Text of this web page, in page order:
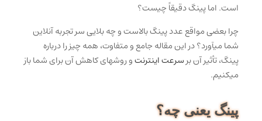
است. اما پینگ دقیقاً چیست؟
چرا بعضی مواقع عدد پینگ بالاست و چه بلایی سر تجربه آنلاین
شما میآورد؟ در این مقاله جامع و متفاوت، همه چیز را درباره
پینگ، تأثیر آن برسرعت اینترنتو روشهای کاهش آن برای شما باز
میکنیم.
پینگ یعنی چه؟